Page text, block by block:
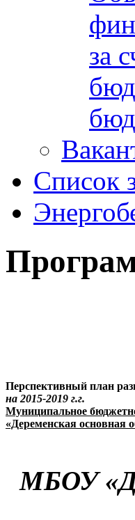
за
Список
Перспективный план
на 2015-2019 г.г.
Муниципальное
«Деременская основная
МБОУ